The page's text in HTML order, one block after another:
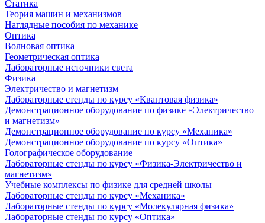
Статика
Теория машин и механизмов
Наглядные пособия по механике
Оптика
Волновая оптика
Геометрическая оптика
Лабораторные источники света
Физика
Электричество и магнетизм
Лабораторные стенды по курсу «Квантовая физика»
Демонстрационное оборудование по физике «Электричество
и магнетизм»
Демонстрационное оборудование по курсу «Механика»
Демонстрационное оборудование по курсу «Оптика»
Голографическое оборудование
Лабораторные стенды по курсу «Физика-Электричество и
магнетизм»
Учебные комплексы по физике для средней школы
Лабораторные стенды по курсу «Механика»
Лабораторные стенды по курсу «Молекулярная физика»
Лабораторные стенды по курсу «Оптика»